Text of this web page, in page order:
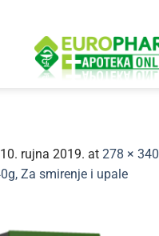
10. rujna 2019. at 278 × 340
Za smirenje i upale